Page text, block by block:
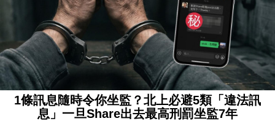
1條訊息隨時令你坐監？北上必避5類「違法訊
息」一旦Share出去最高刑罰坐監7年